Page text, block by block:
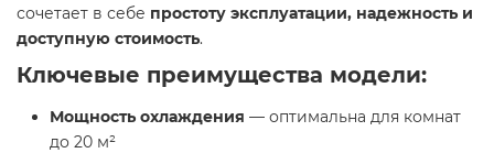
сочетает в себе простоту эксплуатации, надежность и
доступную стоимость.
Ключевые преимущества модели:
Мощность охлаждения — оптимальна для комнат
до 20 м²